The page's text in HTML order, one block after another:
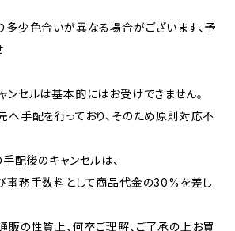
少色合いが異なる場合がございます、予
セルは基本的にはお受けできません。
へ手配を行っており、そのため原則対応不
配後のキャンセルは、
事務手数料として商品代金の30%を差し
販の性質上、何卒ご理解、ご了承の上お買